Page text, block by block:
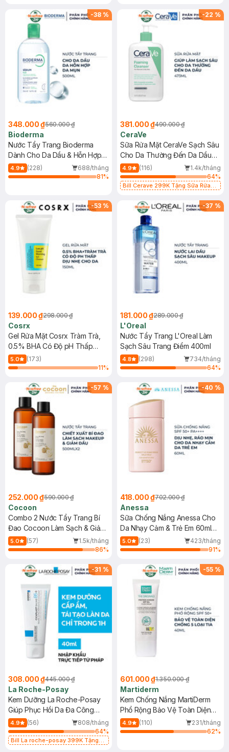
-38 %
348.000 ₫560.000 ₫
Bioderma
Nước Tẩy Trang Bioderma
Dành Cho Da Dầu & Hỗn Hợp
500ml
4.9 (228)
688/tháng
81%
-22 %
381.000 ₫490.000 ₫
CeraVe
Sữa Rửa Mặt CeraVe Sạch Sâu
Cho Da Thường Đến Da Dầu
473ml
4.9 (116)
1.4k/tháng
64%
Bill Cerave 299K Tặng Sữa Rửa
-53 %
139.000 ₫298.000 ₫
Cosrx
Gel Rửa Mặt Cosrx Tràm Trà,
0.5% BHA Có Độ pH Thấp
150ml
5.0
(173)
11%
-37 %
181.000 ₫289.000 ₫
L'Oreal
Nước Tẩy Trang L'Oreal Làm
Sạch Sâu Trang Điểm 400ml
4.8 (298)
734/tháng
64%
-57 %
252.000 ₫590.000 ₫
Cocoon
Combo 2 Nước Tẩy Trang Bí
Đao Cocoon Làm Sạch & Giảm
Dầu 500ml
5.0 (57)
1.5k/tháng
86%
-40 %
418.000 ₫702.000 ₫
Anessa
Sữa Chống Nắng Anessa Cho
Da Nhạy Cảm & Trẻ Em 60ml
(Mới)
5.0 (23)
423/tháng
91%
-31 %
308.000 ₫445.000 ₫
La Roche-Posay
Kem Dưỡng La Roche-Posay
Giúp Phục Hồi Da Đa Công
Dụng 40ml
4.9 (56)
808/tháng
64%
Bill La roche-posay 399K Tặng
-55 %
601.000 ₫1.350.000 ₫
Martiderm
Kem Chống Nắng MartiDerm
Phổ Rộng Bảo Vệ Toàn Diện
40ml
4.9 (110)
231/tháng
62%